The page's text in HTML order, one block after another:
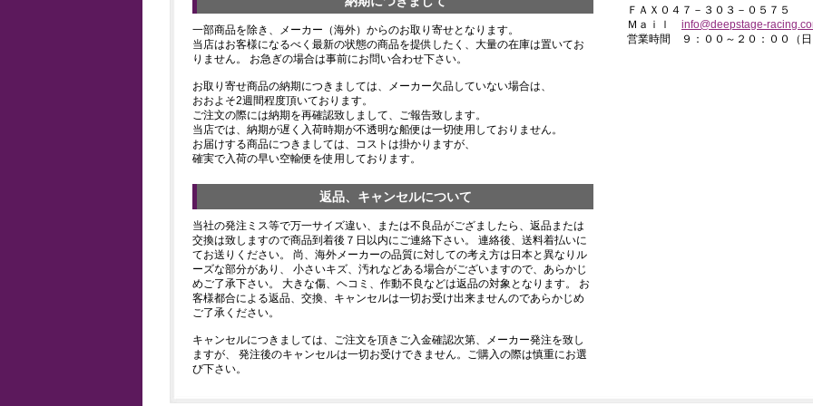
一部商品を除き、メーカー（海外）からのお取り寄せとなります。
当店はお客様になるべく最新の状態の商品を提供したく、大量の在庫は置いてお
りません。 お急ぎの場合は事前にお問い合わせ下さい。
お取り寄せ商品の納期につきましては、メーカー欠品していない場合は、
おおよそ2週間程度頂いております。
ご注文の際には納期を再確認致しまして、ご報告致します。
当店では、納期が遅く入荷時期が不透明な船便は一切使用しておりません。
お届けする商品につきましては、コストは掛かりますが、
確実で入荷の早い空輸便を使用しております。
返品、キャンセルについて
当社の発注ミス等で万一サイズ違い、または不良品がござましたら、返品または
交換は致しますので商品到着後７日以内にご連絡下さい。 連絡後、送料着払いに
てお送りください。 尚、海外メーカーの品質に対しての考え方は日本と異なりル
ーズな部分があり、 小さいキズ、汚れなどある場合がございますので、あらかじ
めご了承下さい。 大きな傷、ヘコミ、作動不良などは返品の対象となります。 お
客様都合による返品、交換、キャンセルは一切お受け出来ませんのであらかじめ
ご了承ください。
キャンセルにつきましては、ご注文を頂きご入金確認次第、メーカー発注を致し
ますが、 発注後のキャンセルは一切お受けできません。ご購入の際は慎重にお選
び下さい。
ＦＡＸ０４７－３０３－０５７５
Ｍａｉｌ info@deepstage-
営業時間 ９：００～２０：００（日